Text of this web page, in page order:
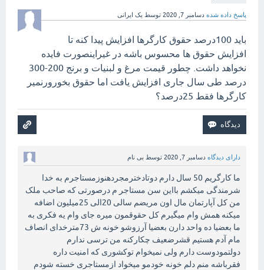
پاسخ داده شده دسامبر 7, 2020 توسط یک ایرانی
باید 100درصد حقوق کارگرها افزایش پیدا کنه تا
افزایش حقوق ها محسوس باشه در غیراینصورت فایده
نخواهد داشت. چطور قیمت مرغ و لبنیات و برنج 200-300
درصد طی سال جاری افزایش یافت اما حقوق بخورورنمیر
کارگرها فقط 25درصد؟
دارای دیدگاه دسامبر 7, 2020 توسط بی نام
ما کارگریم 50 سال دارم دوتادخترمجردهنوزمستاجرم به خدا
شرمندگی میکشم بااین سن مستاجر م درصورتی که صاحب ملک
من کل آپارتمان مال اون مریضم سالی 20الی 25میلیون اضافه
میکنه همش وام میگیرم کل حقوقمون میره جای وام یه فکری به
ما بعضیا ده واحد دارن بعضیا آرزوشو خونه ش 73مترخدای انصاف
مام آدم هستیم قشرضعیف چکارکنه من ترسی ندارم
دولتمودوست دارم ولی نمیخوام توکشوری که امنیت داره
فقرباشه منم دلم خونه خودمو میخواد ازمستاجری خسته شودم